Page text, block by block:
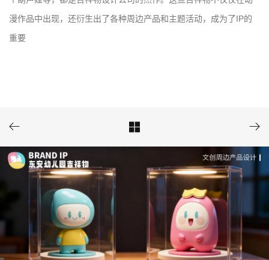
漫作品中出现，还衍生出了各种周边产品和主题活动，成为了IP的
重要
  